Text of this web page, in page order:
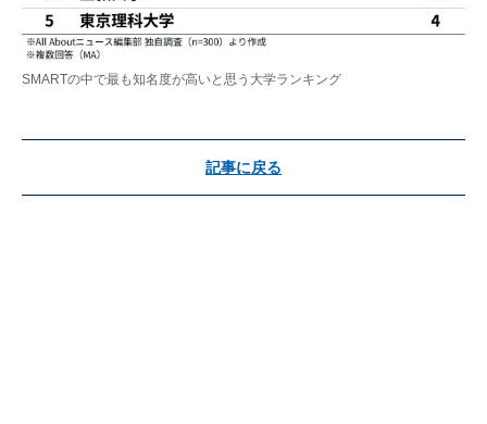
SMARTの中で最も知名度が高いと思う大学ランキング
記事に戻る